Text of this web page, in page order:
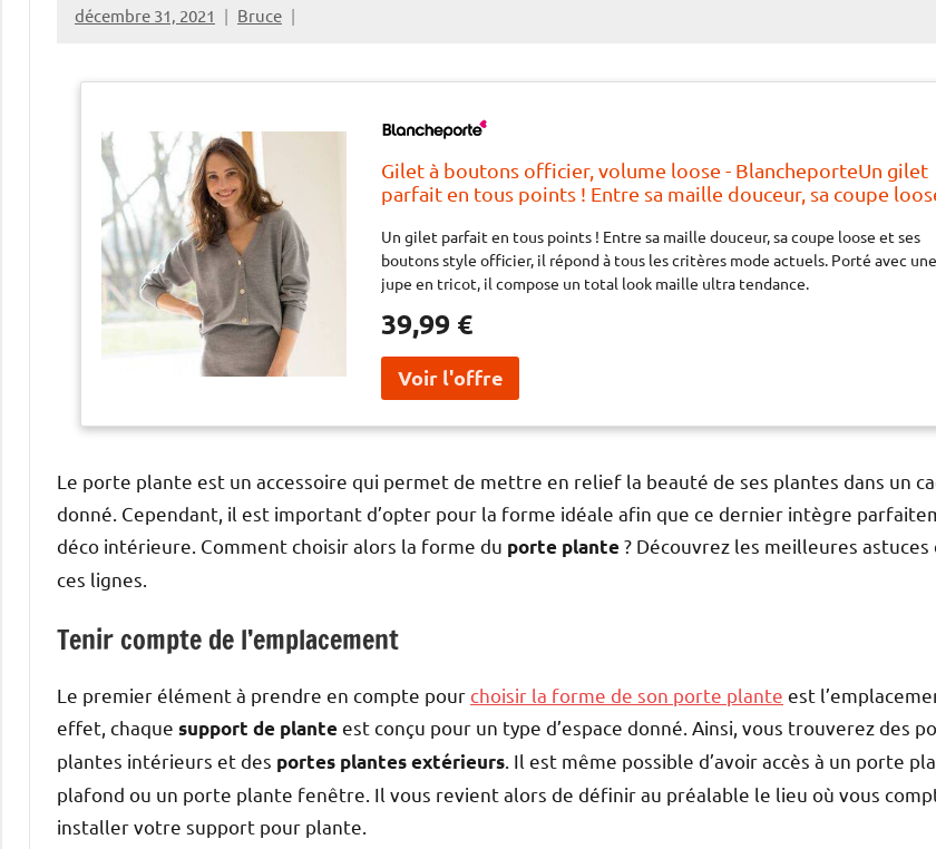
décembre 31, 2021 Bruce
Gilet à boutons officier, volume loose - BlancheporteUn gilet
parfait en tous points ! Entre sa maille douceur, sa coupe
actuels. Porté avec une jupe en tricot, il compose un total lo
Un gilet parfait en tous points ! Entre sa maille douceur, sa coupe loose et ses
boutons style officier, il répond à tous les critères mode actuels. Porté avec une
jupe en tricot, il compose un total look maille ultra tendance.
39,99 €
Le porte plante est un accessoire qui permet de mettre en relief la beauté de ses plantes dans un
donné. Cependant, il est important d’opter pour la forme idéale afin que ce dernier intègre
déco intérieure. Comment choisir alors la forme du porte plante? Découvrez les meilleures astuces
ces lignes.
Tenir compte de l’emplacement
Le premier élément à prendre en compte pour choisir la forme de son porte plante est
effet, chaque support de planteest conçu pour un type d’espace donné. Ainsi, vous trouverez des
plantes intérieurs et des portes plantes extérieurs . Il est même possible d’avoir accès à un porte
plafond ou un porte plante fenêtre. Il vous revient alors de définir au préalable le lieu où vous
installer votre support pour plante.